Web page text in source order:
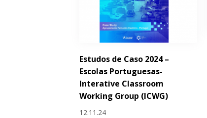
Estudos de Caso 2024 –
Escolas Portuguesas-
Interative Classroom
Working Group (ICWG)
12.11.24